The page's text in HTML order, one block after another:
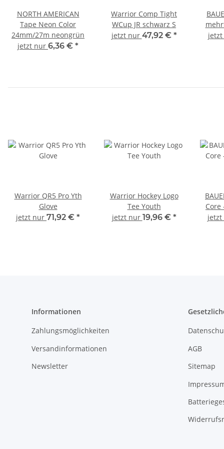
NORTH AMERICAN
Tape Neon Color
24mm/27m neongrün
jetzt nur 6,36 € *
Warrior Comp Tight
WCup JR schwarz S
jetzt nur 47,92 € *
Warrior QR5 Pro Yth
Glove
jetzt nur 71,92 € *
Warrior Hockey Logo
Tee Youth
jetzt nur 19,96 € *
Core
Informationen
Zahlungsmöglichkeiten
Versandinformationen
Newsletter
AGB
Sitemap